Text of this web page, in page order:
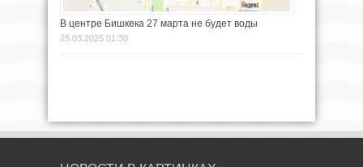
В центре Бишкека 27 марта не будет воды
25.03.2025 01:30